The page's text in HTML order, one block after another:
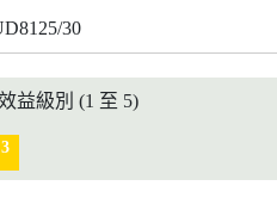
30
益級別 (1 至 5)
3